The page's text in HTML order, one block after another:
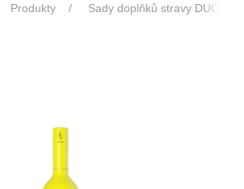
Produkty Sady doplňků stravy DUOLIFE